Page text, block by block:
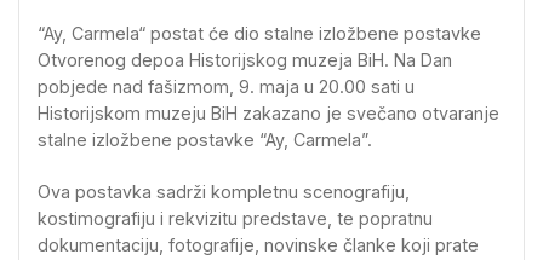
“Ay, Carmela“ postat će dio stalne izložbene postavke
Otvorenog depoa Historijskog muzeja BiH. Na Dan
pobjede nad fašizmom, 9. maja u 20.00 sati u
Historijskom muzeju BiH zakazano je svečano otvaranje
stalne izložbene postavke “Ay, Carmela”.
Ova postavka sadrži kompletnu scenografiju,
kostimografiju i rekvizitu predstave, te popratnu
dokumentaciju, fotografije, novinske članke koji prate